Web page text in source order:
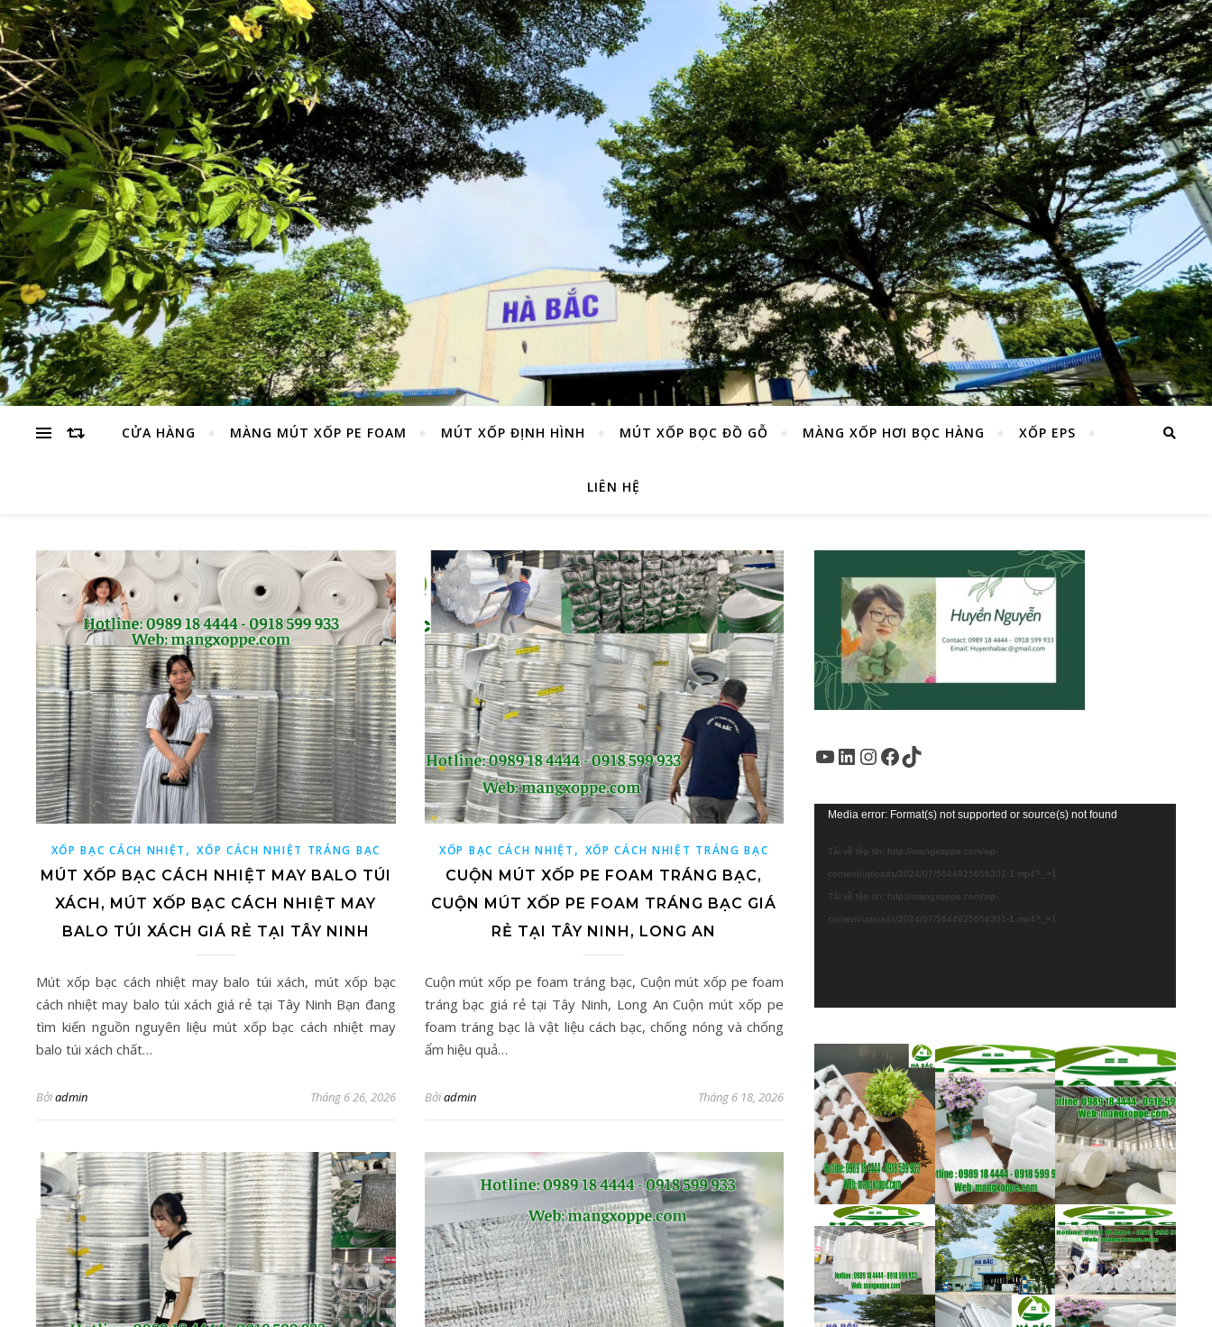
CỬA HÀNG MÀNG MÚT XỐP PE FOAM MÚT XỐP ĐỊNH HÌNH MÚT XỐP BỌC ĐỒ GỖ MÀNG XỐP HƠI BỌC HÀNG XỐP EPS
LIÊN HỆ
XỐP BẠC CÁCH NHIỆT ,XỐP CÁCH NHIỆT TRÁNG BẠC
MÚT XỐP BẠC CÁCH NHIỆT MAY BALO TÚI
XÁCH, MÚT XỐP BẠC CÁCH NHIỆT MAY
BALO TÚI XÁCH GIÁ RẺ TẠI TÂY NINH
Mút xốp bạc cách nhiệt may balo túi xách, mút xốp bạc
cách nhiệt may balo túi xách giá rẻ tại Tây Ninh Bạn đang
tìm kiến nguồn nguyên liệu mút xốp bạc cách nhiệt may
balo túi xách chất…
Bởiadmin Tháng 6 26, 2026
XỐP BẠC CÁCH NHIỆT , XỐP CÁCH NHIỆT TRÁNG BẠC
CUỘN MÚT XỐP PE FOAM TRÁNG BẠC,
CUỘN MÚT XỐP PE FOAM TRÁNG BẠC GIÁ
RẺ TẠI TÂY NINH, LONG AN
Cuộn mút xốp pe foam tráng bạc, Cuộn mút xốp pe foam
tráng bạc giá rẻ tại Tây Ninh, Long An Cuộn mút xốp pe
foam tráng bạc là vật liệu cách bạc, chống nóng và chống
ẩm hiệu quả…
Bởiadmin Tháng 6 18, 2026
Youtube
LinkedIn
Instagram
Facebook
TikTok
Trình
Video
Media error: Format(s) not supported or source(s) not found
Tải về tệp tin: http://mangxoppe.com/wp-
content/uploads/2024/07/5644925656301-1.mp4?_=1
Tải về tệp tin: http://mangxoppe.com/wp-
content/uploads/2024/07/5644925656301-1.mp4?_=1